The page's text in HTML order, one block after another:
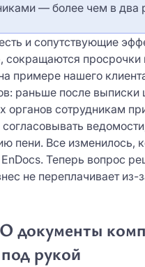
— более чем в два
и сопутствующие
сокращаются
примере нашего
раньше после выписки
органов сотрудникам
пени. Все изменилось,
Теперь вопрос
не переплачивает из-
документы
рукой